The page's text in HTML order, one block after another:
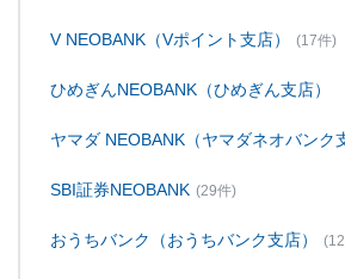
V NEOBANK（Vポイント支店） (17件)
ひめぎんNEOBANK（ひめぎん支店）
ヤマダ NEOBANK（ヤマダネオバンク
SBI証券NEOBANK (29件)
おうちバンク（おうちバンク支店）